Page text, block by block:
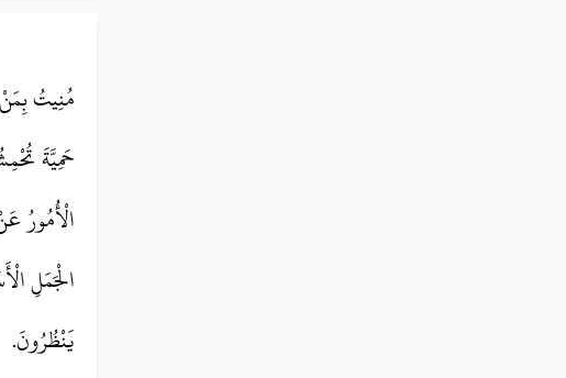
مُنِيتُ
حَمِيَّةَ
الْأُمُورُ
الْجَمَلِ
يَنْظُرُونَ.